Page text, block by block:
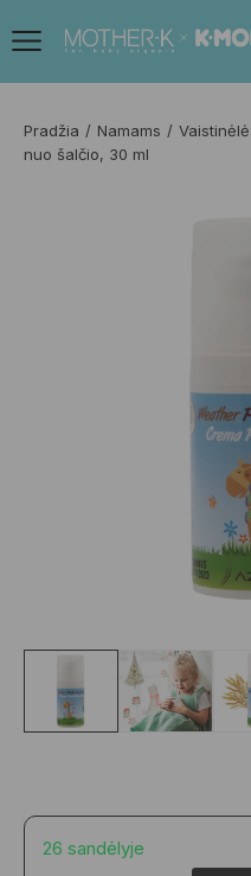
Pradžia Namams Vaistinėlė
nuo šalčio, 30 ml
26 sandėlyje